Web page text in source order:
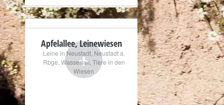
+
Apfelallee, Leinewiesen
Leine in Neustadt, Neustadt a.
Rbge. Wasserfall Tiere in den
Wiesen